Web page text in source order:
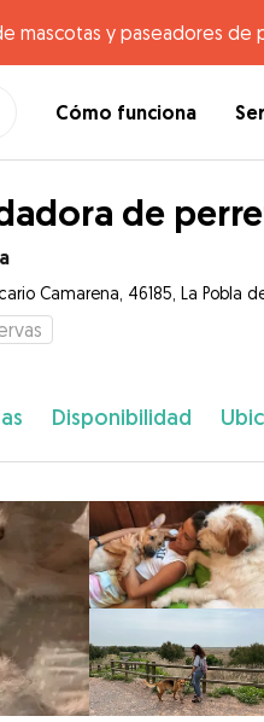
mascotas y paseadores de
Cómo funciona
de
Camarena, 46185, La Pobla
Disponibilidad